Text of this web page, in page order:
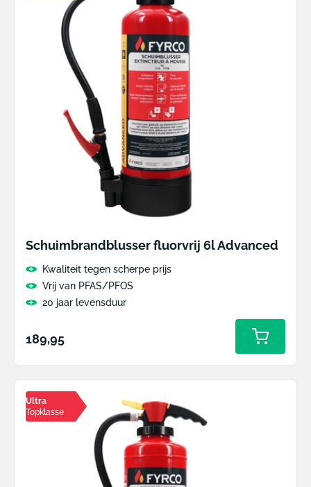
Schuimbrandblusser fluorvrij 6l Advanced
Kwaliteit tegen scherpe prijs
Vrij van PFAS/PFOS
20 jaar levensduur
Normale
189,95
Ultra
Topklasse